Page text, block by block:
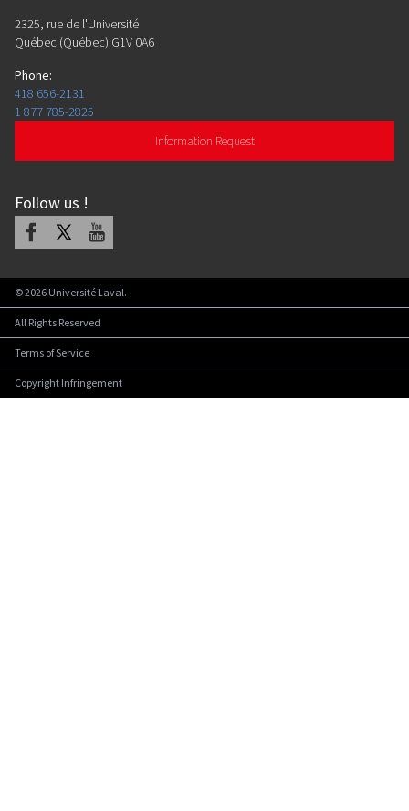
2325, rue de l'Université
Québec (Québec) G1V 0A6
Phone:
418 656-2131
1 877 785-2825
Information Request
Follow us !
Facebook Youtube
©2026 Université Laval.
All Rights Reserved
Terms of Service
Copyright Infringement